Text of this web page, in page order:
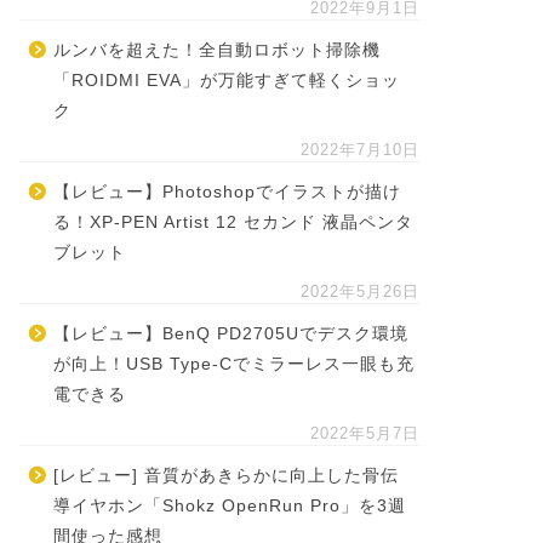
2022年9月1日
ルンバを超えた！全自動ロボット掃除機
「ROIDMI EVA」が万能すぎて軽くショッ
ク
2022年7月10日
【レビュー】Photoshopでイラストが描け
る！XP-PEN Artist 12 セカンド 液晶ペンタ
ブレット
2022年5月26日
【レビュー】BenQ PD2705Uでデスク環境
が向上！USB Type-Cでミラーレス一眼も充
電できる
2022年5月7日
[レビュー] 音質があきらかに向上した骨伝
導イヤホン「Shokz OpenRun Pro」を3週
間使った感想